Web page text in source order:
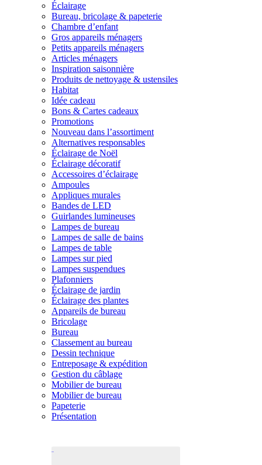
Éclairage
Bureau, bricolage & papeterie
Chambre d’enfant
Gros appareils ménagers
Petits appareils ménagers
Articles ménagers
Inspiration saisonnière
Produits de nettoyage & ustensiles
Habitat
Idée cadeau
Bons & Cartes cadeaux
Promotions
Nouveau dans l’assortiment
Alternatives responsables
Éclairage de Noël
Éclairage décoratif
Accessoires d’éclairage
Ampoules
Appliques murales
Bandes de LED
Guirlandes lumineuses
Lampes de bureau
Lampes de salle de bains
Lampes de table
Lampes sur pied
Lampes suspendues
Plafonniers
Éclairage de jardin
Éclairage des plantes
Appareils de bureau
Bricolage
Bureau
Classement au bureau
Dessin technique
Entreposage & expédition
Gestion du câblage
Mobilier de bureau
Mobilier de bureau
Papeterie
Présentation